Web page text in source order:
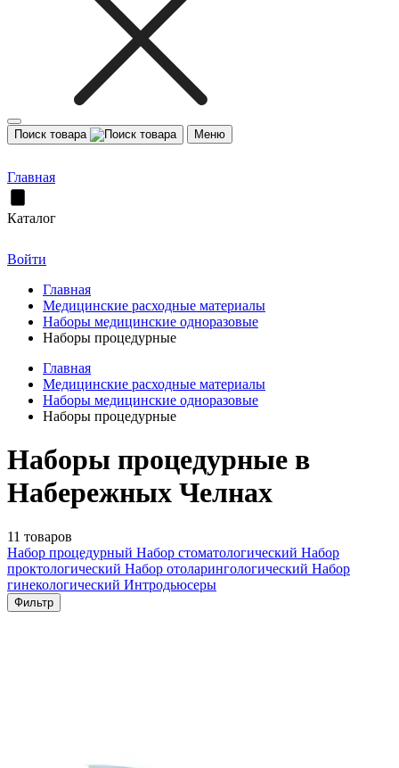
Поиск товара Меню
Главная
Каталог
Войти
Главная
Медицинские расходные материалы
Наборы медицинские одноразовые
Наборы процедурные
Главная
Медицинские расходные материалы
Наборы медицинские одноразовые
Наборы процедурные
Наборы процедурные в
Набережных Челнах
11 товаров
Набор процедурный Набор стоматологический Набор
проктологический Набор отоларингологический Набор
гинекологический Интродьюсеры
Фильтр